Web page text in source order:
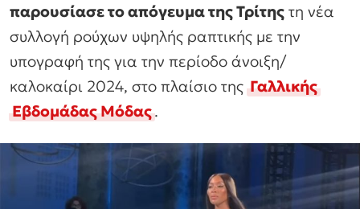
παρουσίασε το απόγευμα της Τρίτης τη νέα
συλλογή ρούχων υψηλής ραπτικής με την
υπογραφή της για την περίοδο άνοιξη/
καλοκαίρι 2024, στο πλαίσιο τηςΓαλλικής
Εβδομάδας Μόδας.